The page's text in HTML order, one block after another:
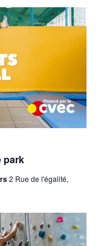
park
2 Rue de l'égalité,